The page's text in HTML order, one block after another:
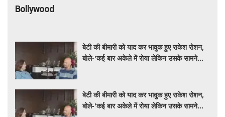
Bollywood
बेटी की बीमारी को याद कर भावुक हुए राकेश रोशन,
बोले-'कई बार अकेले में रोया लेकिन उसके सामने
बेटी की बीमारी को याद कर भावुक हुए राकेश रोशन,
बोले-'कई बार अकेले में रोया लेकिन उसके सामने